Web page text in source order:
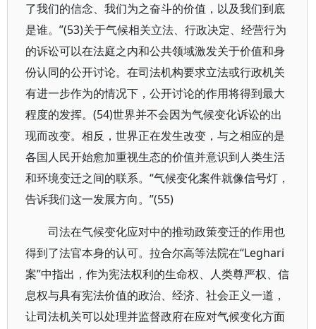
了我们的信念、我们为之奋斗的价值，以及我们到底
是谁。”(53)关于气候相关立法、行政决定、经营行为
的诉讼可以在法庭之内和公共领域激发关于价值和身
份认同的公开讨论。在司法机构要求立法或行政机关
有进一步作为的情况下，公开讨论的作用将得到最大
程度的发挥。(54)世界并不会因为气候变化诉讼的出
现而改变。相反，世界正在发生改变，与之相应的是
各国人民开始愈加重视生态的价值并意识到人类生活
和环境变迁之间的联系。“气候变化案件就像信号灯，
告诉我们这一发展方向。”(55)
司法在气候变化应对中的推动政策变迁的作用也
得到了法官本身的认可。拉合尔高等法院在“Leghari
案”中指出，作为宪法权利的生命权、人类尊严权、信
息权与具有宪法价值的政治、经济、社会正义一道，
让司法机关可以处理并监督政府在应对气候变化方面